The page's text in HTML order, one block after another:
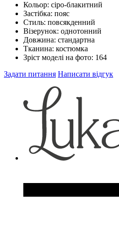
Кольор: сіро-блакитний
Застібка: пояс
Стиль: повсякденний
Візерунок: однотонний
Довжина: стандартна
Тканина: костюмка
Зріст моделі на фото: 164
Задати питання Написати відгук